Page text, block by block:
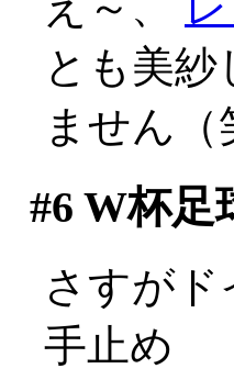
とも美
ません（
#6 W杯足
さすが
手止め